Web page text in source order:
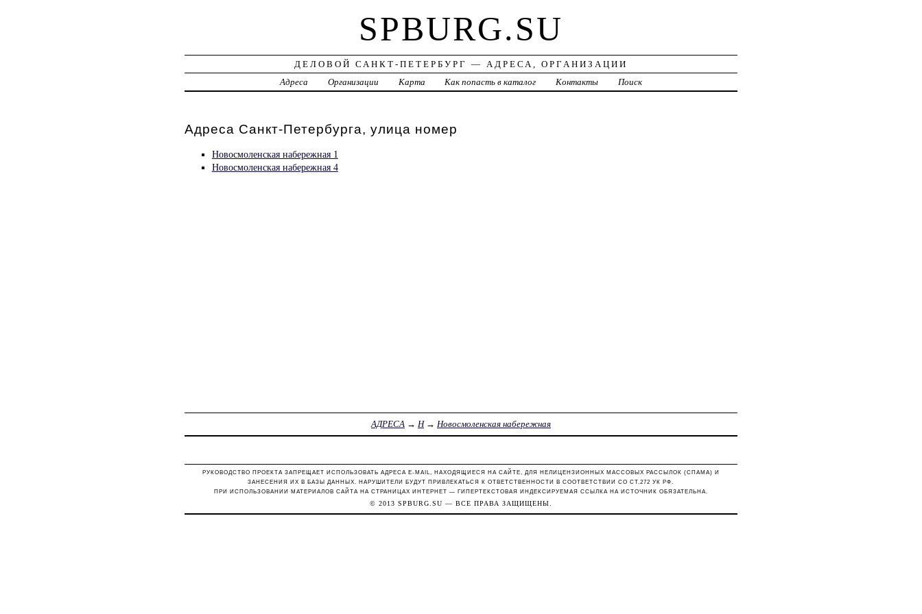
SPBURG.SU
ДЕЛОВОЙ САНКТ-ПЕТЕРБУРГ — АДРЕСА, ОРГАНИЗАЦИИ
Адреса
Организации Карта Как попасть в каталог Контакты Поиск
Адреса Санкт-Петербурга, улица номер
Новосмоленская набережная 1
Новосмоленская набережная 4
АДРЕСА→ Н→ Новосмоленская набережная
РУКОВОДСТВО ПРОЕКТА ЗАПРЕЩАЕТ ИСПОЛЬЗОВАТЬ АДРЕСА E-MAIL, НАХОДЯЩИЕСЯ НА САЙТЕ, ДЛЯ НЕЛИЦЕНЗИОННЫХ МАССОВЫХ РАССЫЛОК (СПАМА) И
ЗАНЕСЕНИЯ ИХ В БАЗЫ ДАННЫХ. НАРУШИТЕЛИ БУДУТ ПРИВЛЕКАТЬСЯ К ОТВЕТСТВЕННОСТИ В СООТВЕТСТВИИ СО СТ.272 УК РФ.
ПРИ ИСПОЛЬЗОВАНИИ МАТЕРИАЛОВ САЙТА НА СТРАНИЦАХ ИНТЕРНЕТ — ГИПЕРТЕКСТОВАЯ ИНДЕКСИРУЕМАЯ ССЫЛКА НА ИСТОЧНИК ОБЯЗАТЕЛЬНА.
© 2013 SPBURG.SU — ВСЕ ПРАВА ЗАЩИЩЕНЫ.